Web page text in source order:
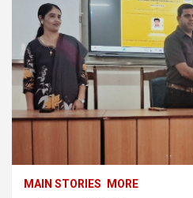
MAIN STORIES MORE